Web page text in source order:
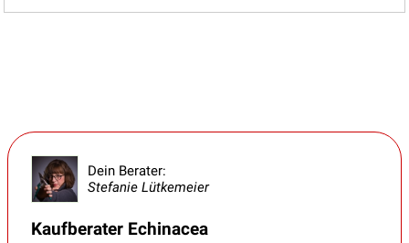
Dein Berater:
Stefanie Lütkemeier
Kaufberater Echinacea